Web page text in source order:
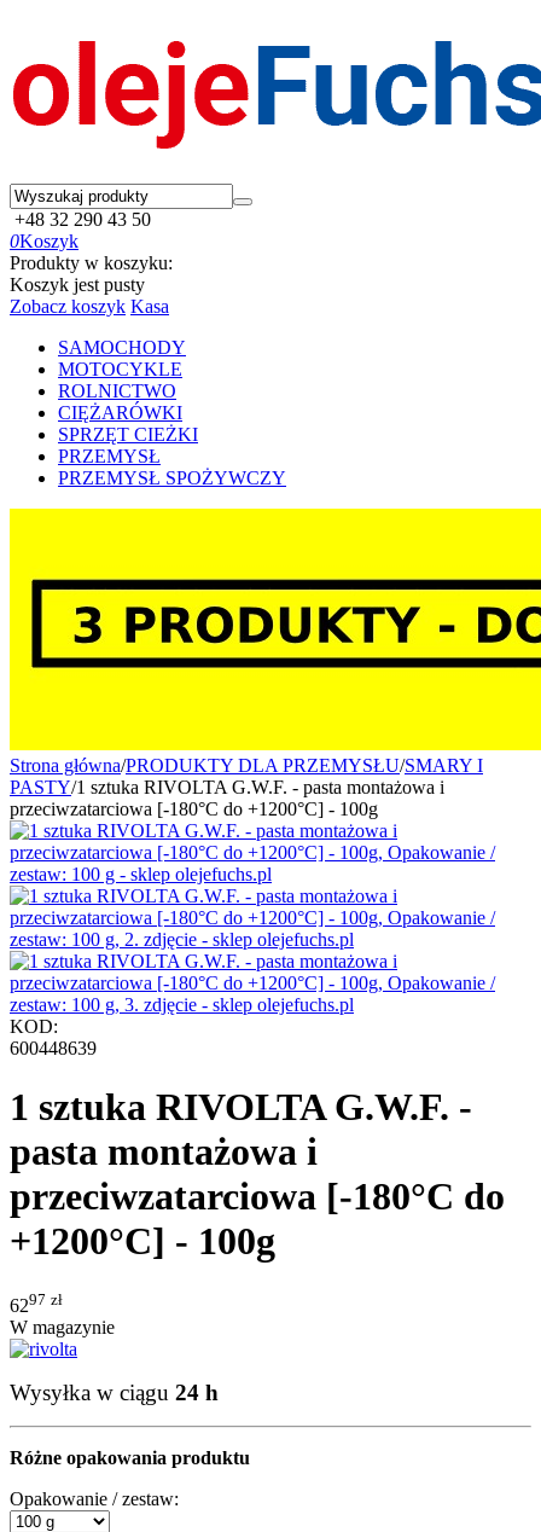
+48 32 290 43 50
0Koszyk
Produkty w koszyku:
Koszyk jest pusty
Zobacz koszyk Kasa
SAMOCHODY
MOTOCYKLE
ROLNICTWO
CIĘŻARÓWKI
SPRZĘT CIEŻKI
PRZEMYSŁ
PRZEMYSŁ SPOŻYWCZY
Strona główna/PRODUKTY DLA PRZEMYSŁU/SMARY I
PASTY/1 sztuka RIVOLTA G.W.F. - pasta montażowa i
przeciwzatarciowa [-180°C do +1200°C] - 100g
KOD:
600448639
1 sztuka RIVOLTA G.W.F. -
pasta montażowa i
przeciwzatarciowa [-180°C do
+1200°C] - 100g
6297 zł
W magazynie
Wysyłka w ciągu 24 h
Różne opakowania produktu
Opakowanie / zestaw: